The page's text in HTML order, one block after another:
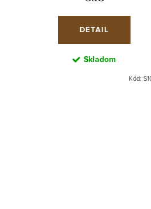
DETAIL
Skladom
Kód: